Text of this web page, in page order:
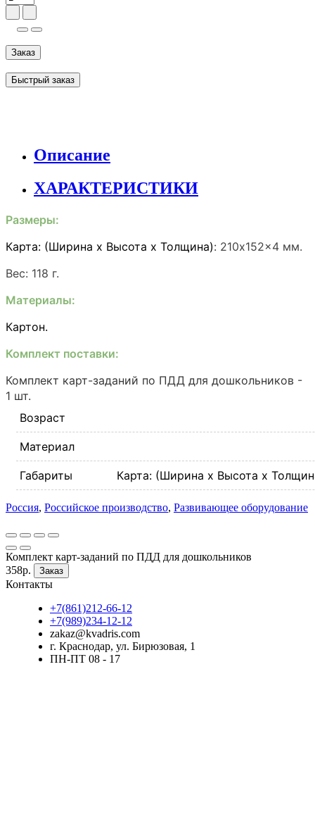
Заказ
Быстрый заказ
Описание
ХАРАКТЕРИСТИКИ
Размеры:
Карта: (Ширина х Высота х Толщина): 210x152x4 мм.
Вес: 118 г.
Материалы:
Картон.
Комплект поставки:
Комплект карт-заданий по ПДД для дошкольников -
1 шт.
Возраст
Материал
Габариты Карта: (Ширина х Высота х
Россия, Российское производство, Развивающее оборудование
Комплект карт-заданий по ПДД для дошкольников
358р.
Заказ
Контакты
+7(861)212-66-12
+7(989)234-12-12
zakaz@kvadris.com
г. Краснодар, ул. Бирюзовая, 1
ПН-ПТ 08 - 17